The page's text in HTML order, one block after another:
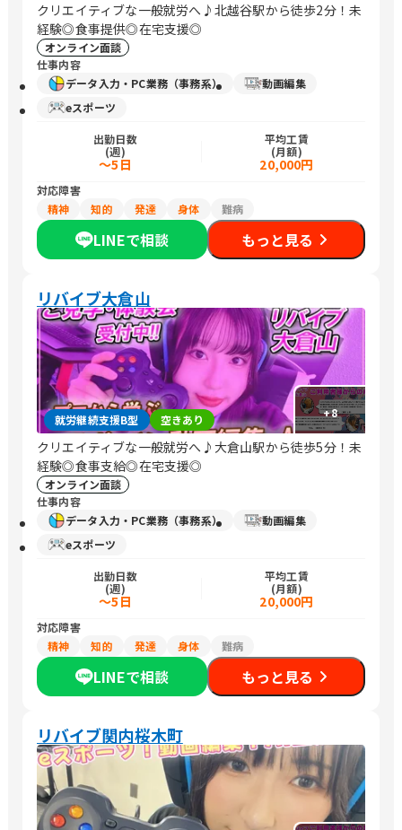
クリエイティブな一般就労へ♪北越谷駅から徒歩2分！未
経験◎食事提供◎在宅支援◎
オンライン面談
仕事内容
データ入力・PC業務（事務系）
動画編集
eスポーツ
出勤日数
(週)
～5日
平均工賃
(月額)
20,000円
対応障害
精神
知的 発達 身体 難病
LINEで相談 もっと見る
リバイブ大倉山
+8
就労継続支援B型 空きあり
クリエイティブな一般就労へ♪大倉山駅から徒歩5分！未
経験◎食事支給◎在宅支援◎
オンライン面談
仕事内容
データ入力・PC業務（事務系）
動画編集
eスポーツ
出勤日数
(週)
～5日
平均工賃
(月額)
20,000円
対応障害
精神
知的 発達 身体 難病
LINEで相談 もっと見る
リバイブ関内桜木町